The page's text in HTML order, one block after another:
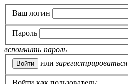
Ваш логин
Пароль
вспомнить пароль
или зарегистрироваться